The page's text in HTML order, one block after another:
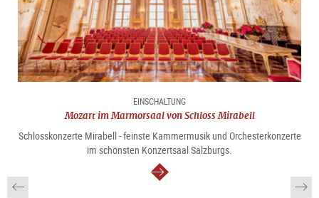
EINSCHALTUNG
Mozart im Marmorsaal von Schloss Mirabell
Schlosskonzerte Mirabell - feinste Kammermusik und Orchesterkonzerte
im schönsten Konzertsaal Salzburgs.
weiter